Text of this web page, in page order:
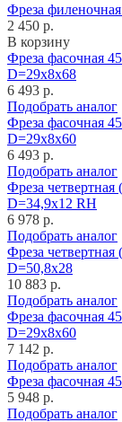
Фреза
2 450 р.
В корзину
Фреза фасочная
D=29x8x68
6 493 р.
Подобрать аналог
Фреза фасочная
D=29x8x60
6 493 р.
Подобрать аналог
Фреза
D=34,9x12 RH
6 978 р.
Подобрать аналог
Фреза
D=50,8x28
10 883 р.
Подобрать аналог
Фреза фасочная
D=29x8x60
7 142 р.
Подобрать аналог
Фреза фасочная
5 948 р.
Подобрать аналог